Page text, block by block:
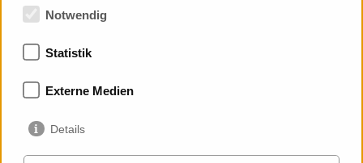
Mitgliedschaften
Notwendig
Statistik
Externe Medien
Details